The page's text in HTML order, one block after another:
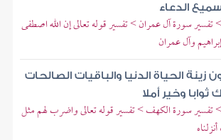
الدعاء
سورة آل عمران > تفسير قوله تعالى إن الله اصطفى
وآل عمران
زينة الحياة الدنيا والباقيات الصالحات
ثوابا وخير أملا
تفسير سورة الكهف > تفسير قوله تعالى واضرب لهم مثل